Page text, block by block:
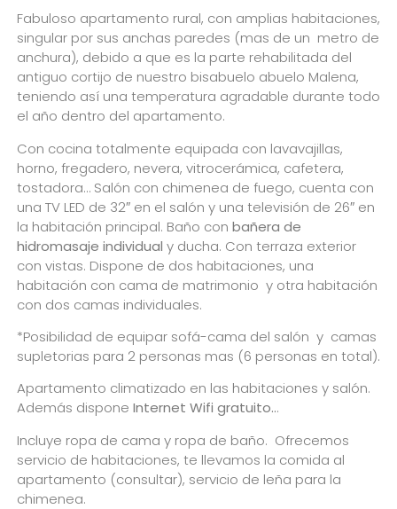
Fabuloso apartamento rural, con amplias habitaciones,
singular por sus anchas paredes (mas de un metro de
anchura), debido a que es la parte rehabilitada del
antiguo cortijo de nuestro bisabuelo abuelo Malena,
teniendo así una temperatura agradable durante todo
el año dentro del apartamento.
Con cocina totalmente equipada con lavavajillas,
horno, fregadero, nevera, vitrocerámica, cafetera,
tostadora… Salón con chimenea de fuego, cuenta con
una TV LED de 32″ en el salón y una televisión de 26″ en
la habitación principal. Baño con bañera de
hidromasaje individual y ducha. Con terraza exterior
con vistas. Dispone de dos habitaciones, una
habitación con cama de matrimonio y otra habitación
con dos camas individuales.
*Posibilidad de equipar sofá-cama del salón y camas
supletorias para 2 personas mas (6 personas en total).
Apartamento climatizado en las habitaciones y salón.
Además dispone Internet Wifi gratuito...
Incluye ropa de cama y ropa de baño. Ofrecemos
servicio de habitaciones, te llevamos la comida al
apartamento (consultar), servicio de leña para la
chimenea.